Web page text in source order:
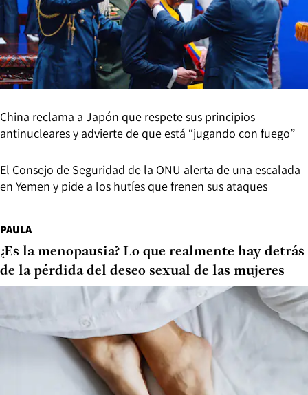
China reclama a Japón que respete sus principios
antinucleares y advierte de que está “jugando con fuego”
El Consejo de Seguridad de la ONU alerta de una escalada
en Yemen y pide a los hutíes que frenen sus ataques
PAULA
¿Es la menopausia? Lo que realmente hay detrás
de la pérdida del deseo sexual de las mujeres